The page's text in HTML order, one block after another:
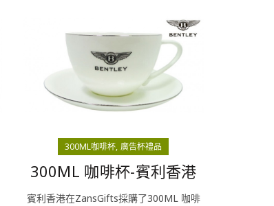
300ML咖啡杯 廣告杯禮品
300ML 咖啡杯-賓利香港
賓利香港在ZansGifts採購了300ML 咖啡